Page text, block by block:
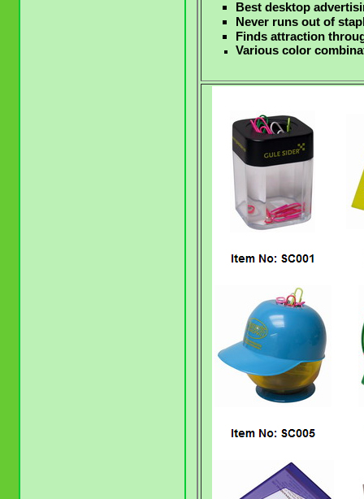
Best desktop
Never runs out of
Finds attraction
Various color